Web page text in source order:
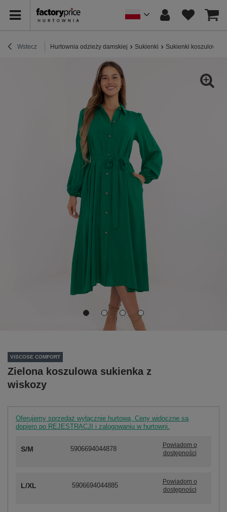
Wstecz Hurtownia odzieży damskiej Sukienki Sukienki koszulowe
VISCOSE COMFORT
Zielona koszulowa sukienka z
wiskozy
Oferujemy sprzedaż wyłącznie hurtową. Ceny widoczne są
dopiero po REJESTRACJI i zalogowaniu w hurtowni.
S/M 5906694044878
Powiadom o
dostępności
L/XL 5906694044885
Powiadom o
dostępności